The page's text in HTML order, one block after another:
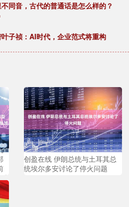
同音，古代的普通话是怎么样的？
子祯：AI时代，企业范式将重构
创盈在线 伊朗总统与土耳其总
统埃尔多安讨论了停火问题